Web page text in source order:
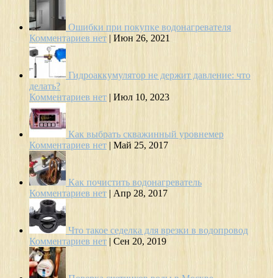
Ошибки при покупке водонагревателя
Комментариев нет | Июн 26, 2021
Гидроаккумулятор не держит давление: что
делать?
Комментариев нет | Июл 10, 2023
Как выбрать скважинный уровнемер
Комментариев нет | Май 25, 2017
Как почистить водонагреватель
Комментариев нет | Апр 28, 2017
Что такое седелка для врезки в водопровод
Комментариев нет | Сен 20, 2019